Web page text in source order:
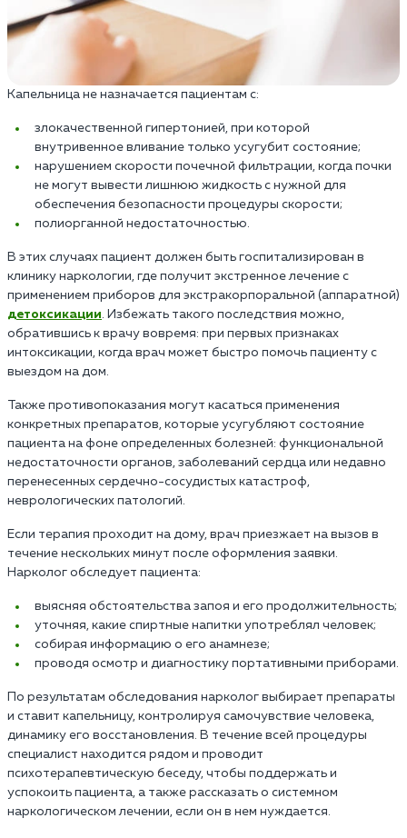
Капельница не назначается пациентам с:
злокачественной гипертонией, при которой
внутривенное вливание только усугубит состояние;
нарушением скорости почечной фильтрации, когда почки
не могут вывести лишнюю жидкость с нужной для
обеспечения безопасности процедуры скорости;
полиорганной недостаточностью.
В этих случаях пациент должен быть госпитализирован в
клинику наркологии, где получит экстренное лечение с
применением приборов для экстракорпоральной (аппаратной)
детоксикации. Избежать такого последствия можно,
обратившись к врачу вовремя: при первых признаках
интоксикации, когда врач может быстро помочь пациенту с
выездом на дом.
Также противопоказания могут касаться применения
конкретных препаратов, которые усугубляют состояние
пациента на фоне определенных болезней: функциональной
недостаточности органов, заболеваний сердца или недавно
перенесенных сердечно-сосудистых катастроф,
неврологических патологий.
Если терапия проходит на дому, врач приезжает на вызов в
течение нескольких минут после оформления заявки.
Нарколог обследует пациента:
выясняя обстоятельства запоя и его продолжительность;
уточняя, какие спиртные напитки употреблял человек;
собирая информацию о его анамнезе;
проводя осмотр и диагностику портативными приборами.
По результатам обследования нарколог выбирает препараты
и ставит капельницу, контролируя самочувствие человека,
динамику его восстановления. В течение всей процедуры
специалист находится рядом и проводит
психотерапевтическую беседу, чтобы поддержать и
успокоить пациента, а также рассказать о системном
наркологическом лечении, если он в нем нуждается.